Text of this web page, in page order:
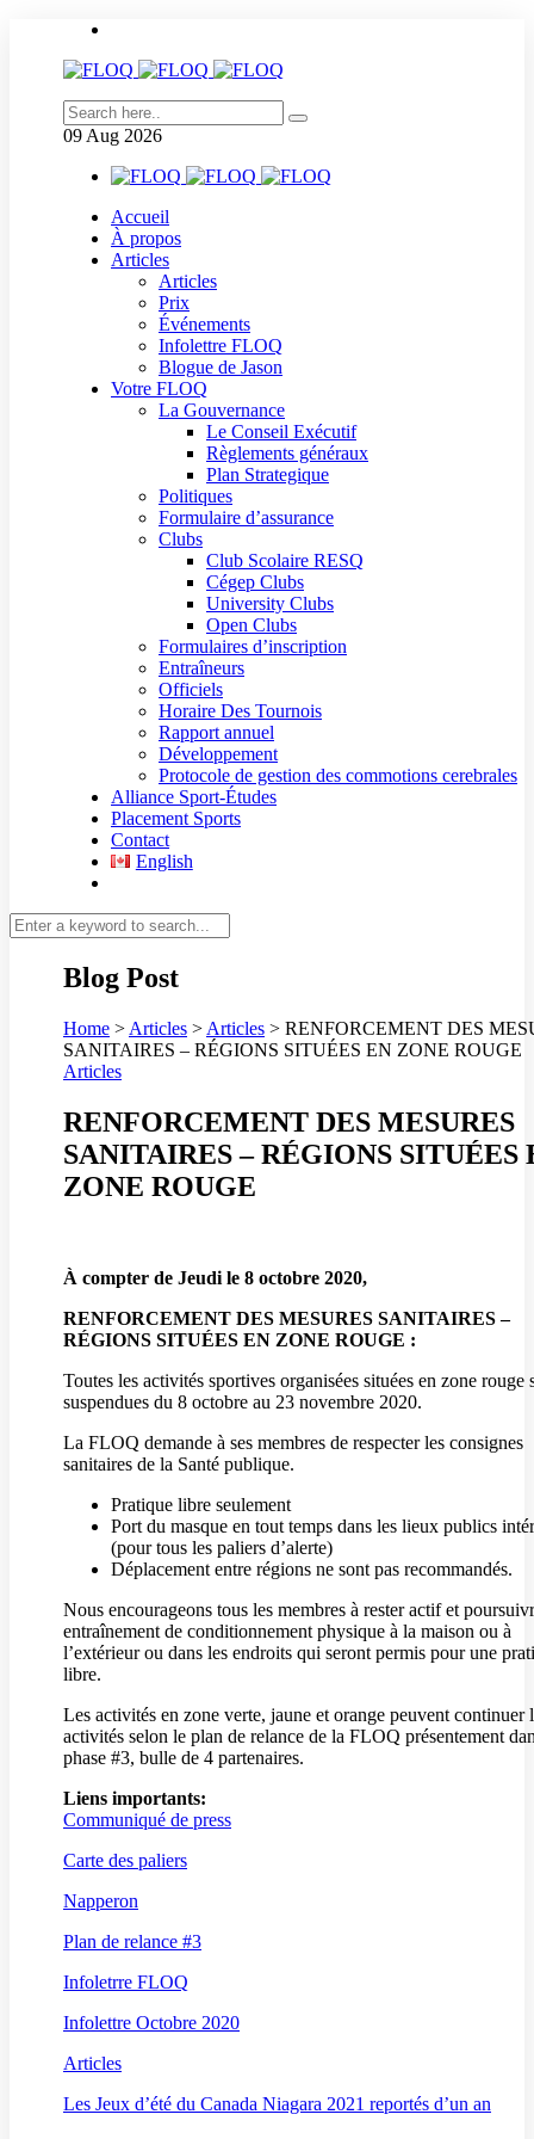
09 Aug 2026
Accueil
À propos
Articles
Articles
Prix
Événements
Infolettre FLOQ
Blogue de Jason
Votre FLOQ
La Gouvernance
Le Conseil Exécutif
Règlements généraux
Plan Strategique
Politiques
Formulaire d’assurance
Clubs
Club Scolaire RESQ
Cégep Clubs
University Clubs
Open Clubs
Formulaires d’inscription
Entraîneurs
Officiels
Horaire Des Tournois
Rapport annuel
Développement
Protocole de gestion des commotions cerebrales
Alliance Sport-Études
Placement Sports
Contact
English
Blog Post
Home > Articles > Articles > RENFORCEMENT DES
SANITAIRES – RÉGIONS SITUÉES EN ZONE ROUGE
Articles
RENFORCEMENT DES MESURES
SANITAIRES – RÉGIONS SITUÉES
ZONE ROUGE
À compter de Jeudi le 8 octobre 2020,
RENFORCEMENT DES MESURES SANITAIRES –
RÉGIONS SITUÉES EN ZONE ROUGE :
Toutes les activités sportives organisées situées en zone rouge
suspendues du 8 octobre au 23 novembre 2020.
La FLOQ demande à ses membres de respecter les consignes
sanitaires de la Santé publique.
Pratique libre seulement
Port du masque en tout temps dans les lieux publics
(pour tous les paliers d’alerte)
Déplacement entre régions ne sont pas recommandés.
Nous encourageons tous les membres à rester actif et
entraînement de conditionnement physique à la maison ou à
l’extérieur ou dans les endroits qui seront permis pour une
libre.
Les activités en zone verte, jaune et orange peuvent continuer
activités selon le plan de relance de la FLOQ présentement
phase #3, bulle de 4 partenaires.
Liens importants:
Communiqué de press
Carte des paliers
Napperon
Plan de relance #3
Infoletrre FLOQ
Infolettre Octobre 2020
Articles
Les Jeux d’été du Canada Niagara 2021 reportés d’un an